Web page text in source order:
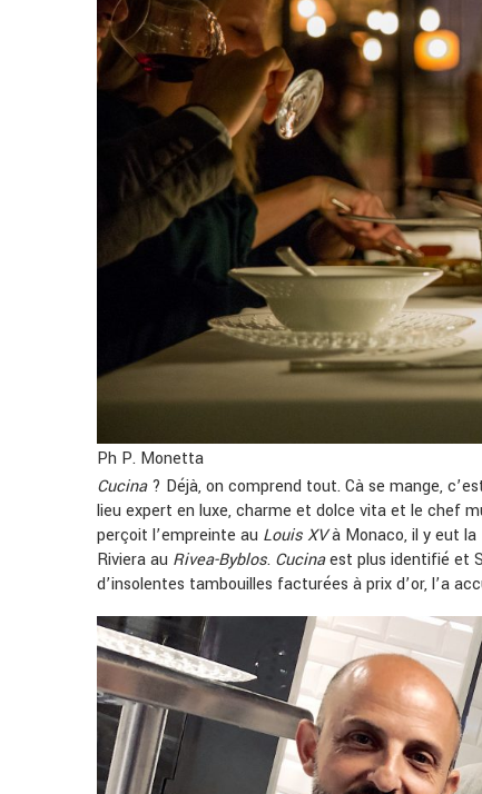
Ph P. Monetta
Cucina? Déjà, on comprend tout. Cà se mange,
lieu expert en luxe, charme et dolce vita et le chef
perçoit l’empreinte au Louis XVà Monaco, il y eut la
Riviera au Rivea-Byblos. Cucinaest plus identifié et
d’insolentes tambouilles facturées à prix d’or, l’a